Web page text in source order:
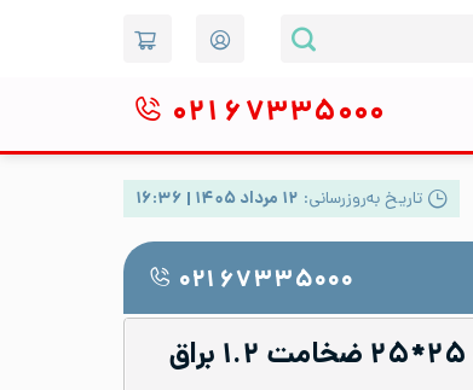
۰۲۱ ۶۷۳۳۵۰۰۰
تاریخ به‌روزرسانی: ۱۲ مرداد ۱۴۰۵ | ۱۶:۳۶
۰۲۱ ۶۷۳۳۵۰۰۰
پروفیل استیل ۲۰۱ ابعاد ۲۵*۲۵ ضخامت ۱.۲ براق